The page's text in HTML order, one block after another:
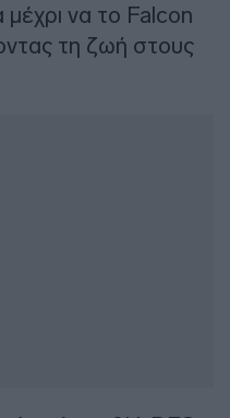
να το Falcon
τη ζωή στους